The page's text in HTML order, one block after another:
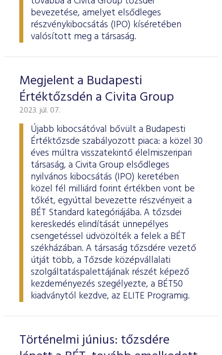
bevezetése, amelyet elsődleges
részvénykibocsátás (IPO) kíséretében
valósított meg a társaság.
Megjelent a Budapesti
Értéktőzsdén a Civita Group
2023. júl. 07.
Újabb kibocsátóval bővült a Budapesti
Értéktőzsde szabályozott piaca: a közel 30
éves múltra visszatekintő élelmiszeripari
társaság, a Civita Group elsődleges
nyilvános kibocsátás (IPO) keretében
közel fél milliárd forint értékben vont be
tőkét, egyúttal bevezette részvényeit a
BÉT Standard kategóriájába. A tőzsdei
kereskedés elindítását ünnepélyes
csengetéssel üdvözölték a felek a BÉT
székházában. A társaság tőzsdére vezető
útját több, a Tőzsde középvállalati
szolgáltatáspalettájának részét képező
kezdeményezés szegélyezte, a BÉT50
kiadványtól kezdve, az ELITE Programig.
Történelmi június: tőzsdére